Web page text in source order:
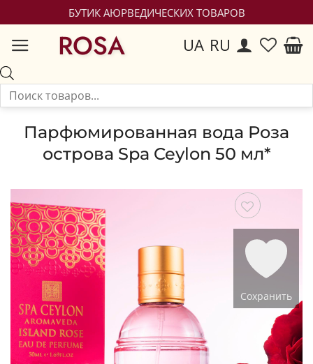
БУТИК АЮРВЕДИЧЕСКИХ ТОВАРОВ
ROSA UA RU
Парфюмированная вода Роза
острова Spa Ceylon 50 мл*
Сохранить